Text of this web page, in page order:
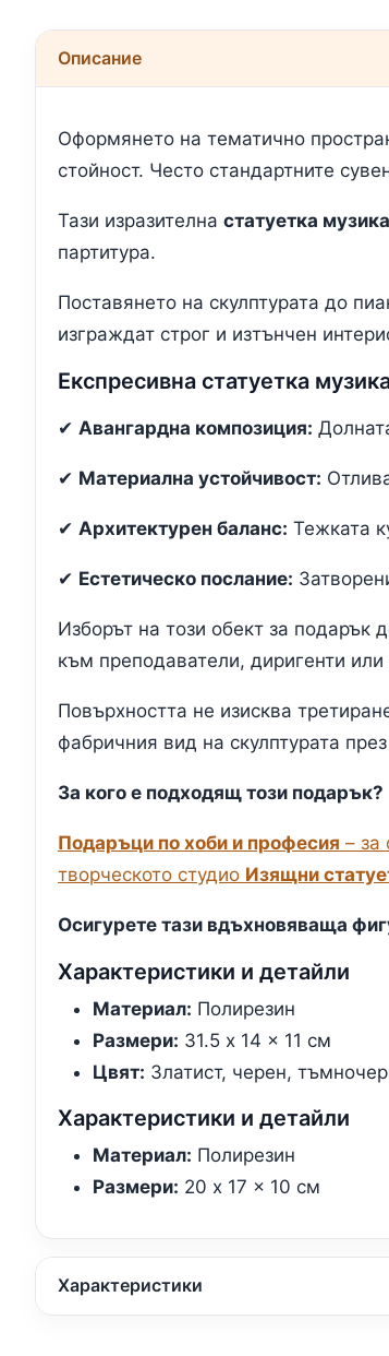
Описание
Оформянето на тематично
стойност. Често стандартните
Тази изразителна статуетка
партитура.
Поставянето на скулптурата до
изграждат строг и изтънчен
Експресивна статуетка
✔ Авангардна композиция:
✔ Материална устойчивост:
✔ Архитектурен баланс: Тежката
✔ Естетическо послание:
Изборът на този обект за подарък
към преподаватели, диригенти
Повърхността не изисква
фабричния вид на скулптурата
За кого е подходящ този подарък?
Подаръци по хоби и професия – за
творческото студио Изящни
Осигурете тази вдъхновяваща
Характеристики и детайли
Материал: Полирезин
Размери: 31.5 x 14 x 11 см
Цвят: Златист, черен,
Характеристики и детайли
Материал: Полирезин
Размери: 20 x 17 x 10 см
Характеристики